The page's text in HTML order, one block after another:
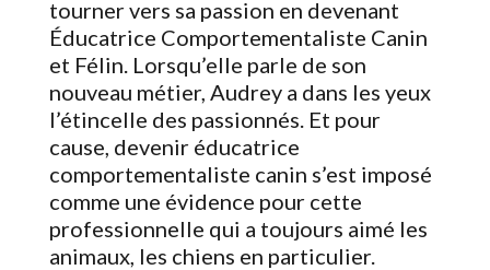
tourner vers sa passion en devenant
Éducatrice Comportementaliste Canin
et Félin. Lorsqu’elle parle de son
nouveau métier, Audrey a dans les yeux
l’étincelle des passionnés. Et pour
cause, devenir éducatrice
comportementaliste canin s’est imposé
comme une évidence pour cette
professionnelle qui a toujours aimé les
animaux, les chiens en particulier.